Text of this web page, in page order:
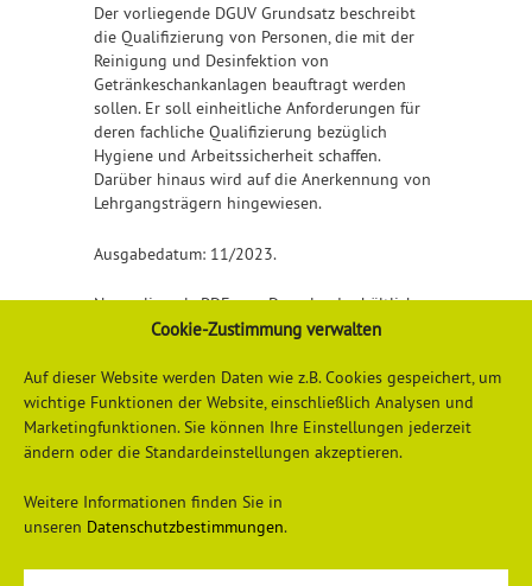
Cookie-Zustimmung verwalten
Auf dieser Website werden Daten wie z.B. Cookies gespeichert, um
wichtige Funktionen der Website, einschließlich Analysen und
Marketingfunktionen. Sie können Ihre Einstellungen jederzeit
ändern oder die Standardeinstellungen akzeptieren.
Weitere Informationen finden Sie in
unseren Datenschutzbestimmungen.
Der vorliegende DGUV Grundsatz beschreibt
die Qualifizierung von Personen, die mit der
Reinigung und Desinfektion von
Getränkeschankanlagen beauftragt werden
sollen. Er soll einheitliche Anforderungen für
deren fachliche Qualifizierung bezüglich
Hygiene und Arbeitssicherheit schaffen.
Darüber hinaus wird auf die Anerkennung von
Lehrgangsträgern hingewiesen.
Ausgabedatum: 11/2023.
Nur online als PDF zum Download erhältlich.